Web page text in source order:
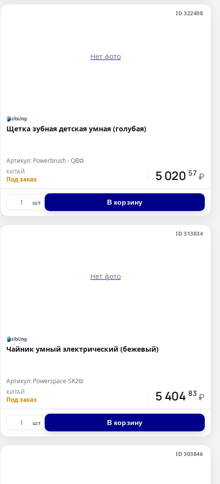
ID 322408
Нет фото
Щетка зубная детская умная (голубая)
Артикул: Powerbrush - QB⧉
КИТАЙ
Под заказ 5 020 57 ₽
шт В корзину
ID 313834
Нет фото
Чайник умный электрический (бежевый)
Артикул: Powerspace-SK2⧉
КИТАЙ
Под заказ 5 404 83 ₽
шт В корзину
ID 303846